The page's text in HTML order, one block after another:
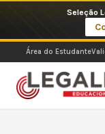
o
conteúdo
Seleção
Área do Estudante